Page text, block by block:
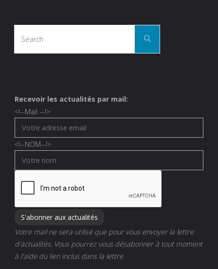
Search
Recevoir les actualités par mail:
<!--Mail --!>
<!--NOM--!>
Votre mail ne sera utilisé que pour vous envoyer la lettre
d'actualités. Vous pourrez vous désabonner à tout moment
à l'aide du lien inclus dans la lettre.